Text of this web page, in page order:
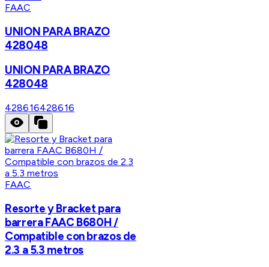
FAAC
UNION PARA BRAZO
428048
UNION PARA BRAZO
428048
428616428616
FAAC
Resorte y Bracket para
barrera FAAC B680H /
Compatible con brazos de
2.3 a 5.3 metros